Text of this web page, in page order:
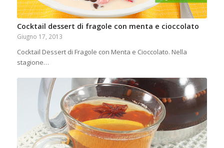
Cocktail dessert di fragole con menta e cioccolato
Giugno 17, 2013
Cocktail Dessert di Fragole con Menta e Cioccolato. Nella
stagione…